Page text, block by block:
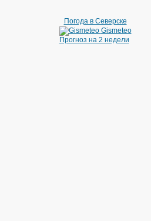
Погода в Северске
Gismeteo
Прогноз на 2 недели